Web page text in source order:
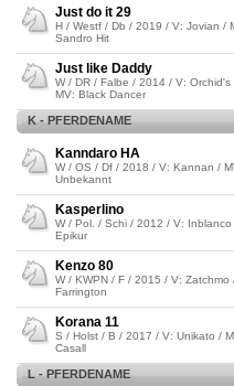
Just do it 29
H / Westf / Db / 2019 / V: Jovian /
Sandro Hit
Just like Daddy
W / DR / Falbe / 2014 / V: Orchid's
MV: Black Dancer
K - PFERDENAME
Kanndaro HA
W / OS / Df / 2018 / V: Kannan /
Unbekannt
Kasperlino
W / Pol. / Schi / 2012 / V: Inblanco
Epikur
Kenzo 80
W / KWPN / F / 2015 / V: Zatchmo
Farrington
Korana 11
S / Holst / B / 2017 / V: Unikato /
Casall
L - PFERDENAME